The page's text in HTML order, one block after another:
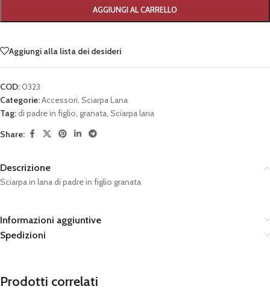
AGGIUNGI AL CARRELLO
Aggiungi alla lista dei desideri
COD:0323
Categorie:Accessori, Sciarpa Lana
Tag:di padre in figlio, granata, Sciarpa lana
Share:
Descrizione
Sciarpa in lana di padre in figlio granata
Informazioni aggiuntive
Spedizioni
Prodotti correlati